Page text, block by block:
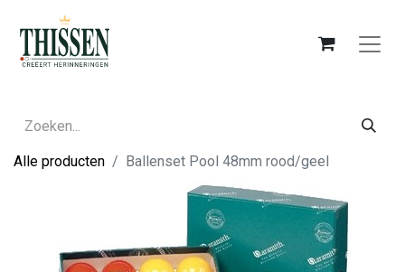
Alle producten Ballenset Pool 48mm rood/geel